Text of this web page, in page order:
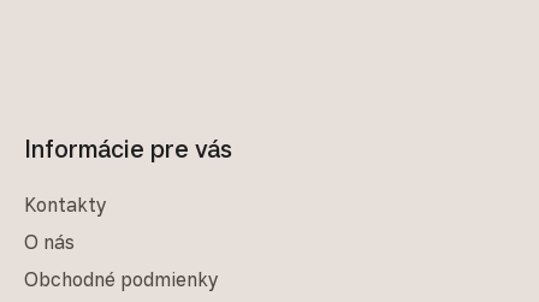
Informácie pre vás
Kontakty
O nás
Obchodné podmienky